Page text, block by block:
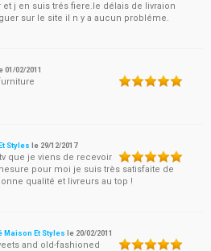
j en suis trés fiere.le délais de livraion
sur le site il n y a aucun probléme.
01/02/2011
Styles le 29/12/2017
que je viens de recevoir
pour moi je suis très satisfaite de
qualité et livreurs au top !
Maison Et Styles le 20/02/2011
and old-fashioned